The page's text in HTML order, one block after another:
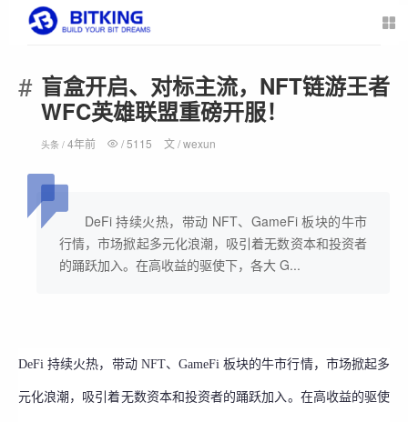
盲盒开启、对标主流，NFT链游王者
WFC英雄联盟重磅开服！
头条 / 4年前 /5115 文 /wexun
DeFi 持续火热，带动 NFT、GameFi 板块的牛市
行情，市场掀起多元化浪潮，吸引着无数资本和投资者
的踊跃加入。在高收益的驱使下，各大 G...
DeFi 持续火热，带动 NFT、GameFi 板块的牛市行情，市场掀起多
元化浪潮，吸引着无数资本和投资者的踊跃加入。在高收益的驱使